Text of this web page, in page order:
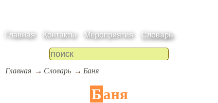
Главная Контакты Мероприятия Словарь
Главная Словарь Баня
Баня